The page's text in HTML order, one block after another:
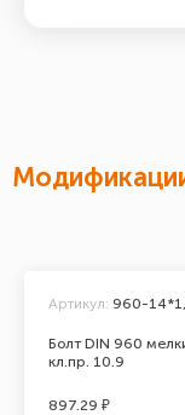
Болт DIN 960
кл.пр. 10.9
Артикул: 960-
897.29 ₽